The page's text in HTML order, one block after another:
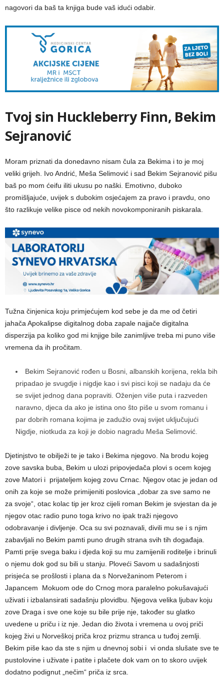
nagovori da baš ta knjiga bude vaš idući odabir.
Tvoj sin Huckleberry Finn, Bekim
Sejranović
Moram priznati da donedavno nisam čula za Bekima i to je moj
veliki grijeh. Ivo Andrić, Meša Selimović i sad Bekim Sejranović pišu
baš po mom ćeifu iliti ukusu po naški. Emotivno, duboko
promišljajuće, uvijek s dubokim osjećajem za pravo i pravdu, ono
što razlikuje velike pisce od nekih novokomponiranih piskarala.
Tužna činjenica koju primjećujem kod sebe je da me od četiri
jahača Apokalipse digitalnog doba zapale najjače digitalna
disperzija pa koliko god mi knjige bile zanimljive treba mi puno više
vremena da ih pročitam.
Bekim Sejranović rođen u Bosni, albanskih korijena, rekla bih
pripadao je svugdje i nigdje kao i svi pisci koji se nadaju da će
se svijet jednog dana popraviti. Oženjen više puta i razveden
naravno, djeca da ako je istina ono što piše u svom romanu i
par dobrih romana kojima je zadužio ovaj svijet uključujući
Nigdje, niotkuda za koji je dobio nagradu Meša Selimović.
Djetinjstvo te obilježi te je tako i Bekima njegovo. Na brodu kojeg
zove savska buba, Bekim u ulozi pripovjedača plovi s ocem kojeg
zove Matori i prijateljem kojeg zovu Crnac. Njegov otac je jedan od
onih za koje se može primijeniti poslovica „dobar za sve samo ne
za svoje“, otac kolac tip jer kroz cijeli roman Bekim je svjestan da je
njegov otac radio puno toga krivo no ipak traži njegovo
odobravanje i divljenje. Oca su svi poznavali, divili mu se i s njim
zabavljali no Bekim pamti puno drugih strana svih tih događaja.
Pamti prije svega baku i djeda koji su mu zamijenili roditelje i brinuli
o njemu dok god su bili u stanju. Ploveći Savom u sadašnjosti
prisjeća se prošlosti i plana da s Norvežaninom Peterom i
Japancem Mokuom ode do Crnog mora paralelno pokušavajući
uživati i izbalansirati sadašnju plovidbu. Njegova velika ljubav koju
zove Draga i sve one koje su bile prije nje, također su glatko
uvedene u priču i iz nje. Jedan dio života i vremena u ovoj priči
kojeg živi u Norveškoj priča kroz prizmu stranca u tuđoj zemlji.
Bekim piše kao da ste s njim u dnevnoj sobi i vi onda slušate sve te
pustolovine i uživate i patite i plačete dok vam on to skoro uvijek
dodatno podignut „nečim“ priča iz srca.